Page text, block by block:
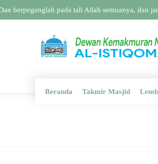
berpeganglah pada tali Allah semuanya, dan
Beranda Takmir Masjid